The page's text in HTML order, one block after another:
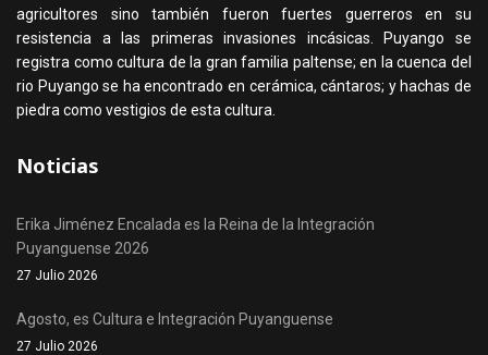
agricultores sino también fueron fuertes guerreros en su
resistencia a las primeras invasiones incásicas. Puyango se
registra como cultura de la gran familia paltense; en la cuenca del
rio Puyango se ha encontrado en cerámica, cántaros; y hachas de
piedra como vestigios de esta cultura.
Noticias
Erika Jiménez Encalada es la Reina de la Integración
Puyanguense 2026
27 Julio 2026
Agosto, es Cultura e Integración Puyanguense
27 Julio 2026